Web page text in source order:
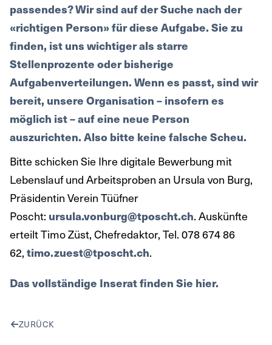
passendes? Wir sind auf der Suche nach der
«richtigen Person» für diese Aufgabe. Sie zu
finden, ist uns wichtiger als starre
Stellenprozente oder bisherige
Aufgabenverteilungen. Wenn es passt, sind wir
bereit, unsere Organisation – insofern es
möglich ist – auf eine neue Person
auszurichten. Also bitte keine falsche Scheu.
Bitte schicken Sie Ihre digitale Bewerbung mit
Lebenslauf und Arbeitsproben an Ursula von Burg,
Präsidentin Verein Tüüfner
Poscht: ursula.vonburg@tposcht.ch. Auskünfte
erteilt Timo Züst, Chefredaktor, Tel. 078 674 86
62, timo.zuest@tposcht.ch.
Das vollständige Inserat finden Sie hier.
ZURÜCK